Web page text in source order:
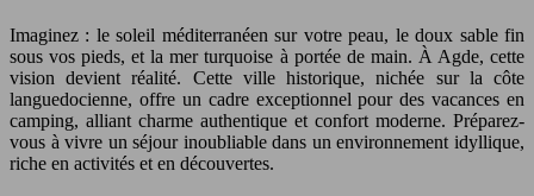
Imaginez : le soleil méditerranéen sur votre peau, le doux sable fin
sous vos pieds, et la mer turquoise à portée de main. À Agde, cette
vision devient réalité. Cette ville historique, nichée sur la côte
languedocienne, offre un cadre exceptionnel pour des vacances en
camping, alliant charme authentique et confort moderne. Préparez-
vous à vivre un séjour inoubliable dans un environnement idyllique,
riche en activités et en découvertes.